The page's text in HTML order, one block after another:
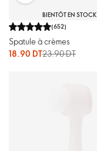
BIENTÔT EN STOCK
(652)
Spatule à crèmes
18.90 DT23.90 DT